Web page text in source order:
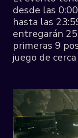
desde las
hasta las
entregarán 25
primeras 9
juego de